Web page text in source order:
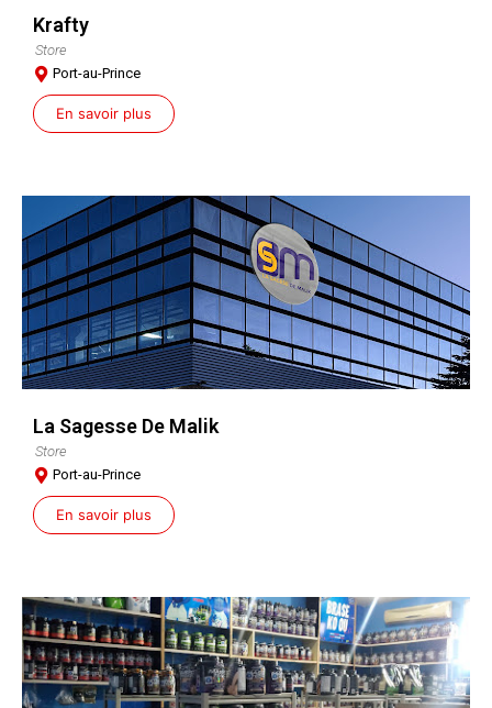
Krafty
Store
Port-au-Prince
En savoir plus
La Sagesse De Malik
Store
Port-au-Prince
En savoir plus